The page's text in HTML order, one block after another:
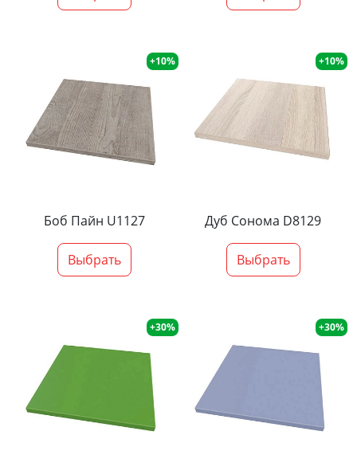
+10%
Боб Пайн U1127
Выбрать
+10%
Дуб Сонома D8129
Выбрать
+30% +30%